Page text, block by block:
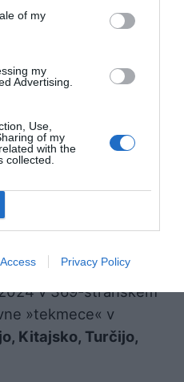
of my
my
Advertising.
Use,
of my
with the
collected.
Privacy Policy
v 369-stranskem
»tekmece« v
Kitajsko, Turčijo,